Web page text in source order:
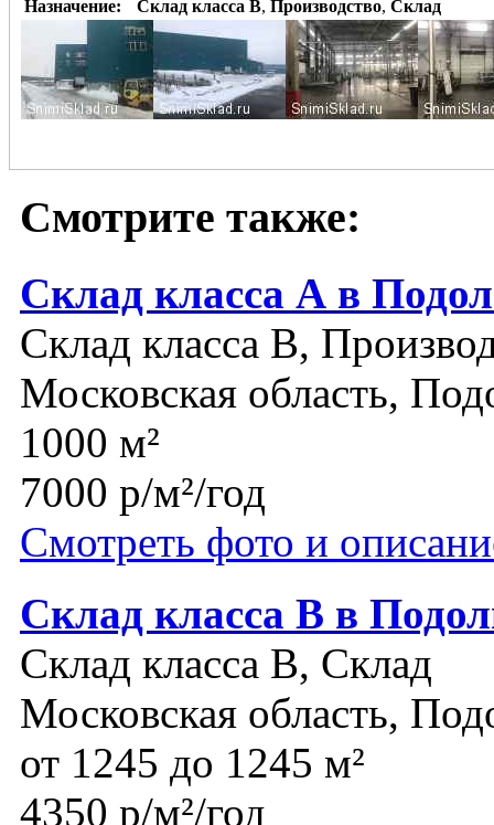
Назначение: Склад класса B, Производство, Склад
Смотрите также:
Склад класса А в
Склад класса B,
Московская область,
1000 м²
7000 р/м²/год
Смотреть фото и
Склад класса В в
Склад класса B, Склад
Московская область,
от 1245 до 1245 м²
4350 р/м²/год